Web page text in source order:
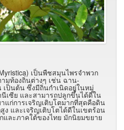
เป็นพืชสมุนไพรจำพวก
มท้องถิ่นต่างๆ เช่น ฉาน-
ป็นต้น ซึ่งมีถิ่นกำเนิดอยู่ในหมู่
นีเซีย และสามารถปลูกขึ้นได้ดีใน
ก่การเจริญเติบโตมากที่สุดคือดิน
และเจริญเติบโตได้ดีในเขตร้อน
ละภาคใต้ของไทย มักนิยมขยาย